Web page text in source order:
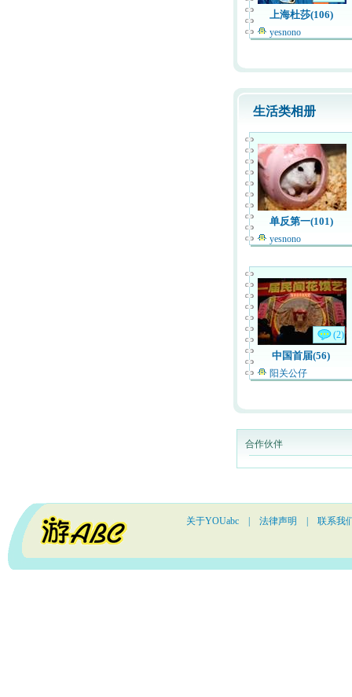
上海杜莎(106)
yesnono
生活类相册
单反第一(101)
yesnono
(2)
中国首届(56)
阳关公仔
合作伙伴
关于YOUabc 法律声明 联系我